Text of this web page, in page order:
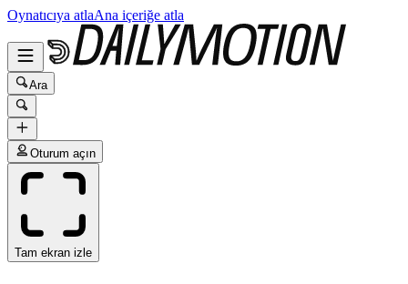
Oynatıcıya atlaAna içeriğe atla
Ara
Oturum açın
Tam ekran izle